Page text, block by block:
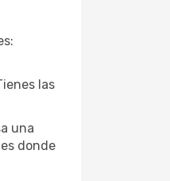
las
una
donde